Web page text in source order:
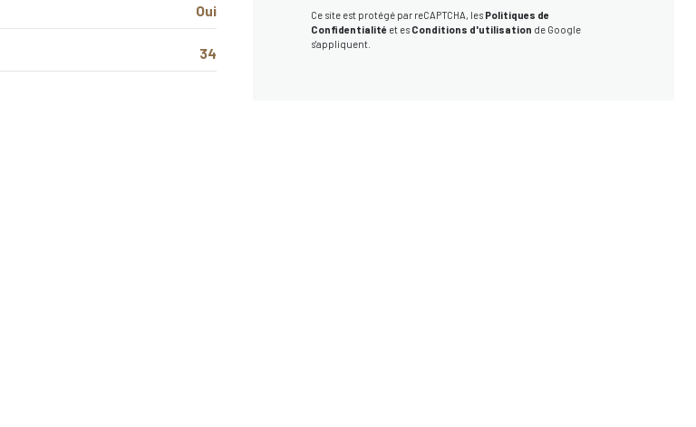
Oui
34
Ce site est protégé par reCAPTCHA, lesPolitiques de
Confidentialitéet esConditions d'utilisation de Google
s'appliquent.